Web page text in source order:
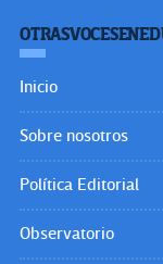
Inicio
Sobre nosotros
Política Editorial
Observatorio